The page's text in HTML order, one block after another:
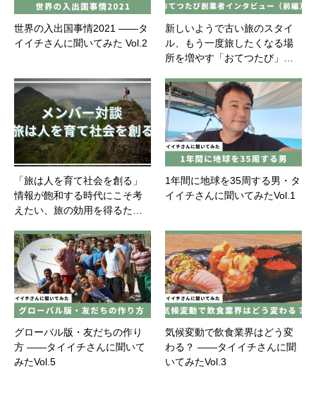
世界の入出国事情2021 ――タ
イイチさんに聞いてみた Vol.2
新しいようで古い旅のスタイ
ル、もう一度旅したくなる場
所を増やす「おてつたび」…
「旅は人を育て社会を創る」
情報が飽和する時代にこそ考
えたい、旅の効用を得るた…
1年間に地球を35周する男・タ
イイチさんに聞いてみたVol.1
グローバル版・友だちの作り
方 ――タイイチさんに聞いて
みたVol.5
気候変動で飲食業界はどう変
わる？ ――タイイチさんに聞
いてみたVol.3